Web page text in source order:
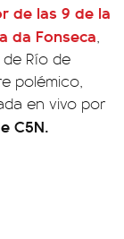
de las 9 de la
da Fonseca,
Río de
polémico,
en vivo por
C5N.